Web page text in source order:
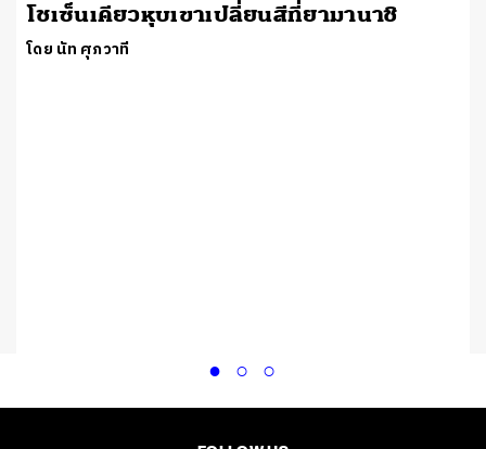
โชเซ็นเคียวหุบเขาเปลี่ยนสีที่ยามานาชิ
โดย นัท ศุภวาที